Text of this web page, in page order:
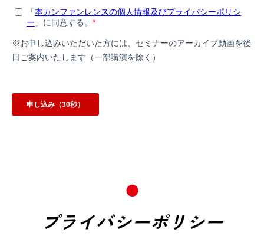
プライバシーポリシー